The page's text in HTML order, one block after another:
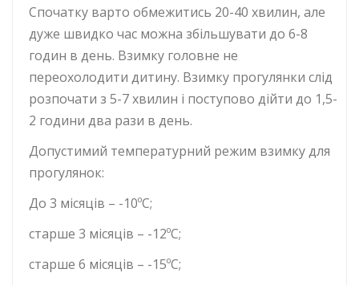
Спочатку варто обмежитись 20-40 хвилин, але
дуже швидко час можна збільшувати до 6-8
годин в день. Взимку головне не
переохолодити дитину. Взимку прогулянки слід
розпочати з 5-7 хвилин і поступово дійти до 1,5-
2 години два рази в день.
Допустимий температурний режим взимку для
прогулянок:
До 3 місяців – -10ºС;
старше 3 місяців – -12ºС;
старше 6 місяців – -15ºС;